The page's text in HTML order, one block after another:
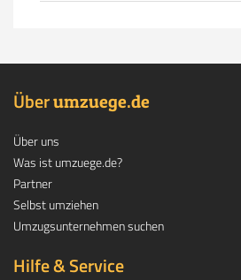
Überumzuege.de
Über uns
Was ist umzuege.de?
Partner
Selbst umziehen
Umzugsunternehmen suchen
Hilfe & Service